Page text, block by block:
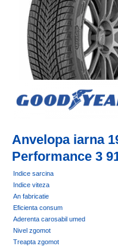
Anvelopa iarna
Performance 3
Indice sarcina
Indice viteza
An fabricatie
Eficienta consum
Aderenta carosabil umed
Nivel zgomot
Treapta zgomot